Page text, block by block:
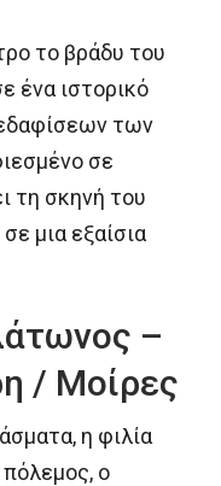
το βράδυ του
ένα ιστορικό
των
σε
τη σκηνή του
μια εξαίσια
–
/ Μοίρες
η φιλία
ο